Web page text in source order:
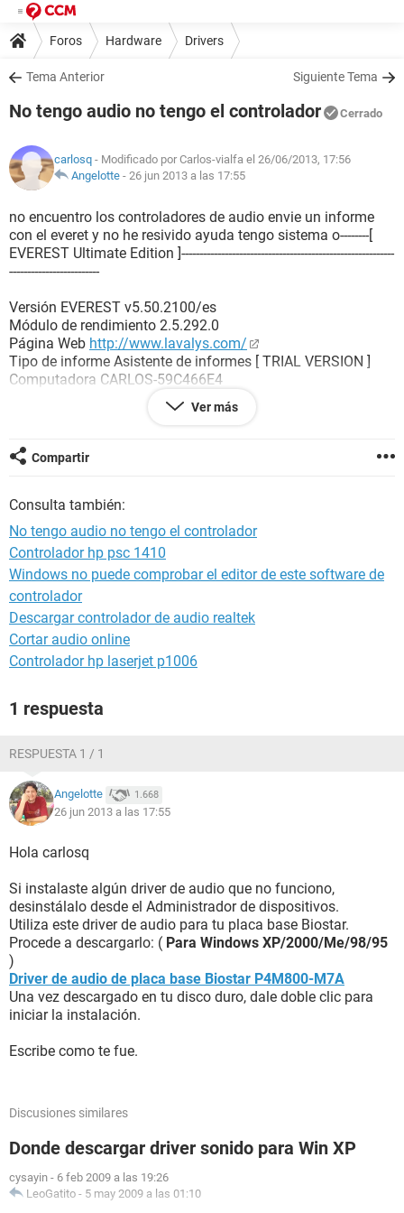
Foros Hardware Drivers
Tema Anterior Siguiente Tema
No tengo audio no tengo el controlador Cerrado
carlosq - Modificado por Carlos-vialfa el 26/06/2013, 17:56
Angelotte - 26 jun 2013 a las 17:55
no encuentro los controladores de audio envie un informe
con el everet y no he resivido ayuda tengo sistema o--------[
EVEREST Ultimate Edition ]-----------------------------------------------------------
-------------------------
Versión EVEREST v5.50.2100/es
Módulo de rendimiento 2.5.292.0
Página Web http://www.lavalys.com/
Tipo de informe Asistente de informes [ TRIAL VERSION ]
Computadora CARLOS-59C466E4
Generador Administrador
Sistema operativo Microsoft Windows XP Professional
Fecha 2013-06-25
Hora 19:28
--------[ Resumen ]------------------------------------------------------------------------------
-----------------------
Computadora:
Tipo de computadora Monoprocesador ACPI de PC
Sistema operativo Microsoft Windows XP Professional
Service Pack del sistema operativo [ TRIAL VERSION ]
Internet Explorer 8.0.6001.18702 (IE 8.0)
DirectX 4.09.00.0904 (DirectX 9.0c)
Nombre de usuario Administrador
Dominio de inicio de sesión [ TRIAL VERSION ]
Motherboard:
Tipo de CPU Intel Pentium 4 516, 2933 MHz (22 x 133)
Nombre del motherboard Biostar P4M800-M7A (3 PCI, 1 AGP,
1 CNR, 2 DDR DIMM, Audio, Video, LAN)
Chipset del motherboard VIA P4M800 CE
DIMM1: Nanya M2U51264DS88B1G-5T 512 MB PC3200
DDR SDRAM (3.0-3-3-8 @ 200 MHz) (2.5-3-3-7 @ 166 MHz)
DIMM2: Nanya M2U51264DS88B1G-5T [ TRIAL VERSION ]
Tipo de BIOS Award (09/05/05)
Puerto de comunicación Puerto de comunicaciones (COM1)
Puerto de comunicación ZTE Diagnostics Interface (COM3)
Puerto de comunicación ZTE NMEA Device (COM4)
Puerto de comunicación Puerto de impresora (LPT1)
Monitor:
Multimedia:
Placa de sonido Realtek ALC655 @ VIA AC'97 Enhanced
Audio Controller
Almacenamiento:
Ver más
Compartir
Consulta también:
No tengo audio no tengo el controlador
Controlador hp psc 1410
Windows no puede comprobar el editor de este software de
controlador
Descargar controlador de audio realtek
Cortar audio online
Controlador hp laserjet p1006
1 respuesta
RESPUESTA 1 / 1
Angelotte 1.668
26 jun 2013 a las 17:55
Hola carlosq
Si instalaste algún driver de audio que no funciono,
desinstálalo desde el Administrador de dispositivos.
Utiliza este driver de audio para tu placa base Biostar.
Procede a descargarlo: ( Para Windows XP/2000/Me/98/95
)
Driver de audio de placa base Biostar P4M800-M7A
Una vez descargado en tu disco duro, dale doble clic para
iniciar la instalación.
Escribe como te fue.
Discusiones similares
Donde descargar driver sonido para Win XP
cysayin - 6 feb 2009 a las 19:26
LeoGatito - 5 may 2009 a las 01:10